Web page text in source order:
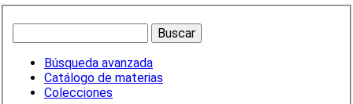
Búsqueda avanzada
Catálogo de materias
Colecciones